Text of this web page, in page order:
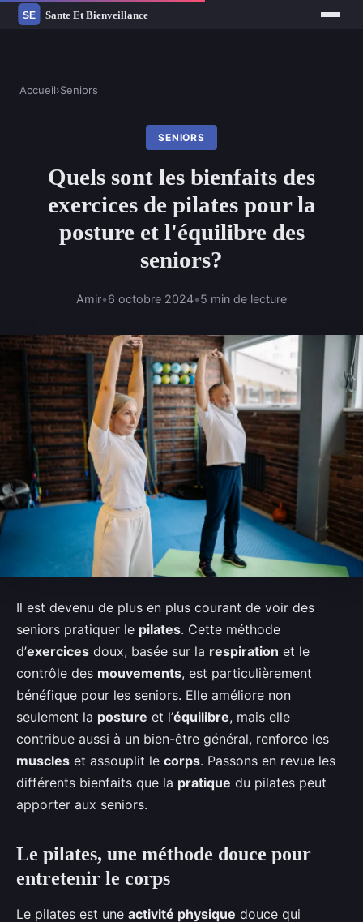
Accueil›Seniors
SENIORS
Quels sont les bienfaits des
exercices de pilates pour la
posture et l'équilibre des
seniors?
Amir•6 octobre 2024•5 min de lecture
Il est devenu de plus en plus courant de voir des
seniors pratiquer le pilates. Cette méthode
d’exercices doux, basée sur la respiration et le
contrôle des mouvements, est particulièrement
bénéfique pour les seniors. Elle améliore non
seulement la posture et l’équilibre, mais elle
contribue aussi à un bien-être général, renforce les
muscles et assouplit le corps. Passons en revue les
différents bienfaits que la pratique du pilates peut
apporter aux seniors.
Le pilates, une méthode douce pour
entretenir le corps
Le pilates est une activité physique douce qui